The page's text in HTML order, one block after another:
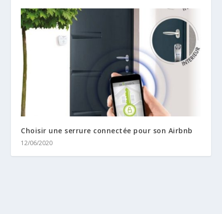
Choisir une serrure connectée pour son Airbnb
12/06/2020